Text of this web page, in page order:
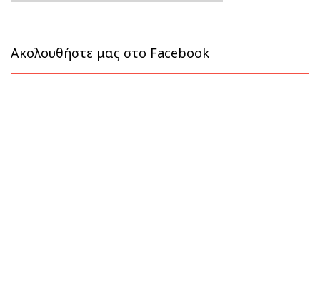
Ακολουθήστε μας στο Facebook